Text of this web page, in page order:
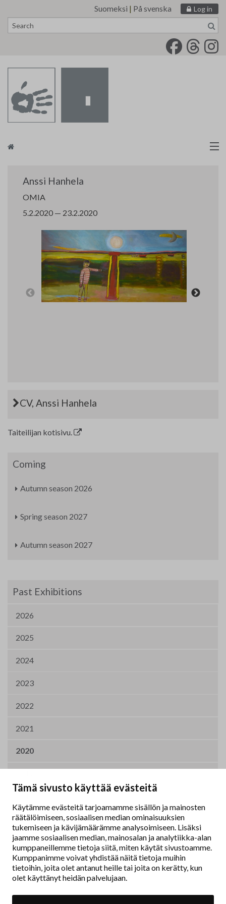
Tämä sivusto käyttää evästeitä
Käytämme evästeitä tarjoamamme sisällön ja mainosten
räätälöimiseen, sosiaalisen median ominaisuuksien
tukemiseen ja kävijämäärämme analysoimiseen. Lisäksi
jaamme sosiaalisen median, mainosalan ja analytiikka-alan
kumppaneillemme tietoja siitä, miten käytät sivustoamme.
Kumppanimme voivat yhdistää näitä tietoja muihin
tietoihin, joita olet antanut heille tai joita on kerätty, kun
olet käyttänyt heidän palvelujaan.
Suomeksi | På svenska Log in
tm•gallery
Art Materials and Supplies
Anssi Hanhela
OMIA
5.2.2020 — 23.2.2020
CV, Anssi Hanhela
Taiteilijan kotisivu.
Coming
Autumn season 2026
Spring season 2027
Autumn season 2027
Past Exhibitions
2026
2025
2024
2023
2022
2021
2020
2011